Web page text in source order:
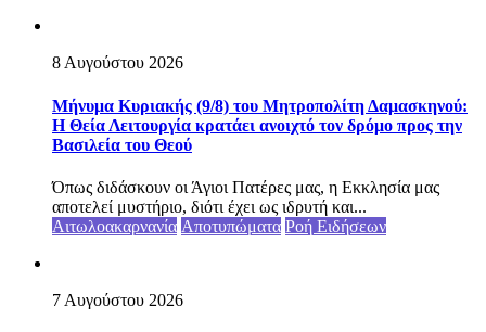
8 Αυγούστου 2026
Μήνυμα Κυριακής (9/8) του Μητροπολίτη Δαμασκηνού:
Η Θεία Λειτουργία κρατάει ανοιχτό τον δρόμο προς την
Βασιλεία του Θεού
Όπως διδάσκουν οι Άγιοι Πατέρες μας, η Εκκλησία μας
αποτελεί μυστήριο, διότι έχει ως ιδρυτή και...
Αιτωλοακαρνανία Αποτυπώματα Ροή Ειδήσεων
7 Αυγούστου 2026